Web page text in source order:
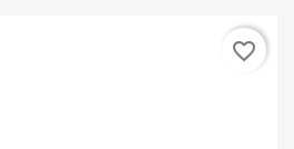
favorite_border